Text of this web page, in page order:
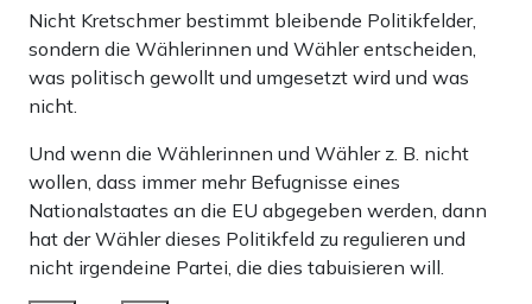
Nicht Kretschmer bestimmt bleibende Politikfelder,
sondern die Wählerinnen und Wähler entscheiden,
was politisch gewollt und umgesetzt wird und was
nicht.
Und wenn die Wählerinnen und Wähler z. B. nicht
wollen, dass immer mehr Befugnisse eines
Nationalstaates an die EU abgegeben werden, dann
hat der Wähler dieses Politikfeld zu regulieren und
nicht irgendeine Partei, die dies tabuisieren will.